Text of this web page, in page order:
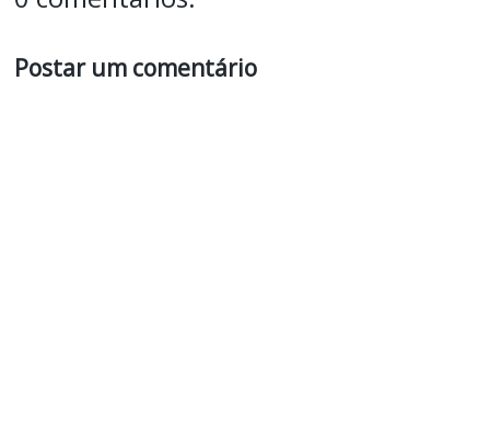
Postar um comentário